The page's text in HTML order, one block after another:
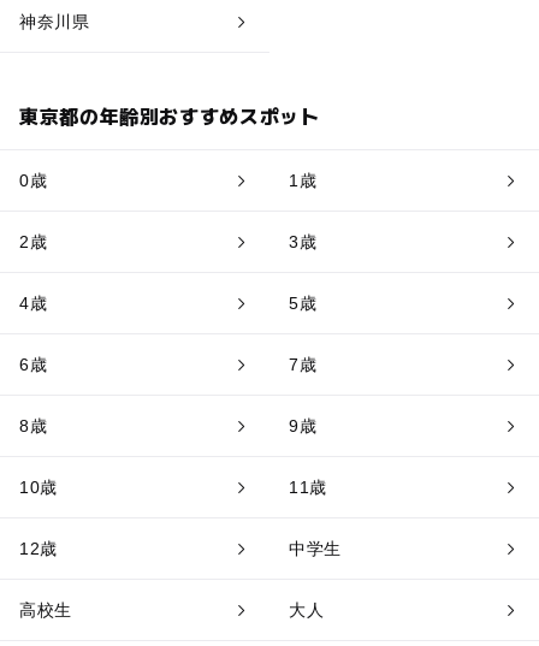
神奈川県
東京都の年齢別おすすめスポット
0歳 1歳
2歳 3歳
4歳 5歳
6歳 7歳
8歳 9歳
10歳 11歳
12歳 中学生
高校生 大人